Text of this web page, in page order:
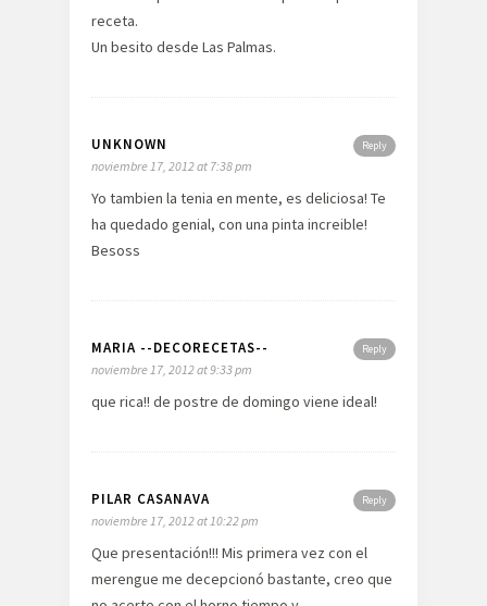
receta.
Un besito desde Las Palmas.
Reply
UNKNOWN
noviembre 17, 2012 at 7:38 pm
Yo tambien la tenia en mente, es deliciosa! Te
ha quedado genial, con una pinta increible!
Besoss
Reply
MARIA --DECORECETAS--
noviembre 17, 2012 at 9:33 pm
que rica!! de postre de domingo viene ideal!
Reply
PILAR CASANAVA
noviembre 17, 2012 at 10:22 pm
Que presentación!!! Mis primera vez con el
merengue me decepcionó bastante, creo que